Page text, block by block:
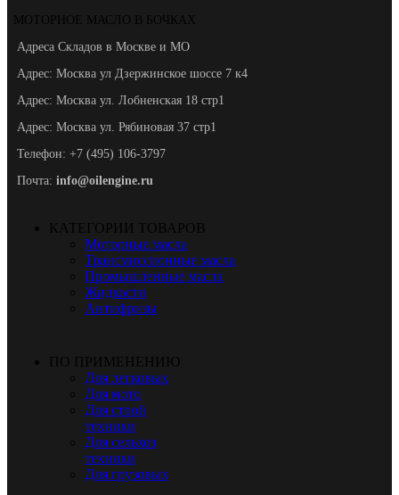
МОТОРНОЕ МАСЛО В БОЧКАХ
Адреса Складов в Москве и МО
Адрес: Москва ул Дзержинское шоссе 7 к4
Адрес: Москва ул. Лобненская 18 стр1
Адрес: Москва ул. Рябиновая 37 стр1
Телефон: +7 (495) 106-3797
Почта: info@oilengine.ru
КАТЕГОРИИ ТОВАРОВ
Моторные масла
Трансмиссионные масла
Промышленные масла
Жидкости
Антифризы
ПО ПРИМЕНЕНИЮ
Для легковых
Для мото
Для строй
техники
Для сельхоз
техники
Для грузовых